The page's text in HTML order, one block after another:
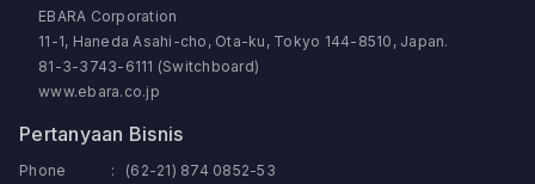
EBARA Corporation
11-1, Haneda Asahi-cho, Ota-ku, Tokyo 144-8510, Japan.
81-3-3743-6111 (Switchboard)
www.ebara.co.jp
Pertanyaan Bisnis
Phone :
(62-21) 874 0852-53